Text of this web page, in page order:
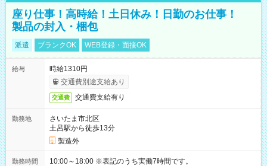
座り仕事！高時給！土日休み！日勤のお仕事！
製品の封入・梱包
派遣 ブランクOK WEB登録・面接OK
給与
時給1310円
交通費別途支給あり
交通費 交通費支給有り
勤務地
さいたま市北区
土呂駅から徒歩13分
製造外
勤務時間 10:00～18:00 ※表記のうち実働7時間です。